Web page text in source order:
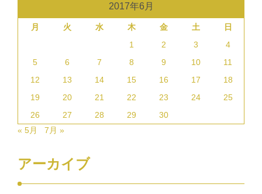
2017年6月
月 火 水 木 金 土
日
1
2 3
4
5
6 7 8 9 10
11
12
13 14 15 16 17
18
19
20 21 22 23 24
25
26
27 28 29
30
« 5月
7月 »
アーカイブ